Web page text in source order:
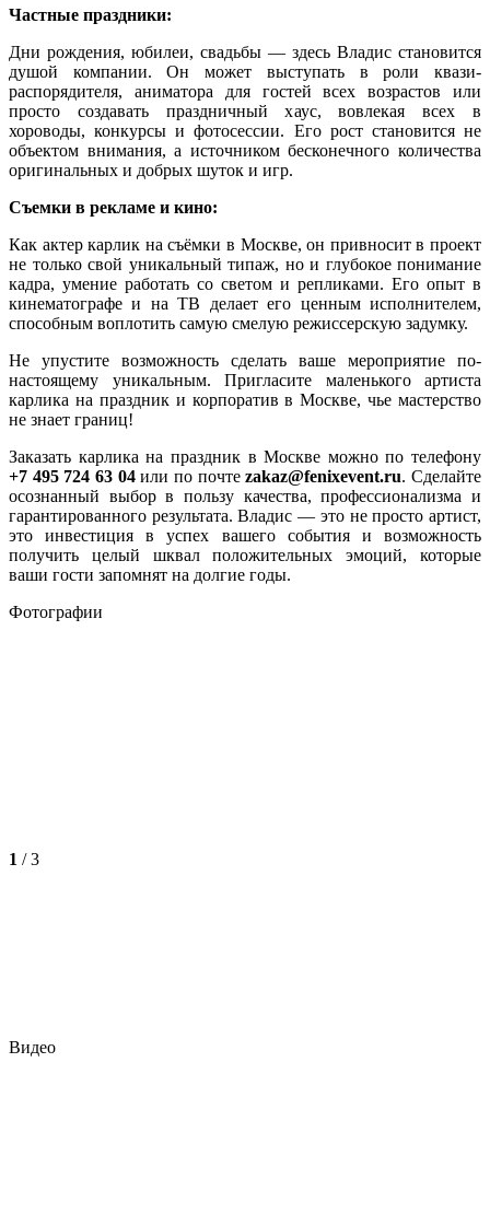
Частные праздники:
Дни рождения, юбилеи, свадьбы — здесь Владис становится
душой компании. Он может выступать в роли квази-
распорядителя, аниматора для гостей всех возрастов или
просто создавать праздничный хаус, вовлекая всех в
хороводы, конкурсы и фотосессии. Его рост становится не
объектом внимания, а источником бесконечного количества
оригинальных и добрых шуток и игр.
Съемки в рекламе и кино:
Как актер карлик на съёмки в Москве, он привносит в проект
не только свой уникальный типаж, но и глубокое понимание
кадра, умение работать со светом и репликами. Его опыт в
кинематографе и на ТВ делает его ценным исполнителем,
способным воплотить самую смелую режиссерскую задумку.
Не упустите возможность сделать ваше мероприятие по-
настоящему уникальным. Пригласите маленького артиста
карлика на праздник и корпоратив в Москве, чье мастерство
не знает границ!
Заказать карлика на праздник в Москве можно по телефону
+7 495 724 63 04или по почтеzakaz@fenixevent.ru. Сделайте
осознанный выбор в пользу качества, профессионализма и
гарантированного результата. Владис — это не просто артист,
это инвестиция в успех вашего события и возможность
получить целый шквал положительных эмоций, которые
ваши гости запомнят на долгие годы.
Фотографии
1 /3
Видео